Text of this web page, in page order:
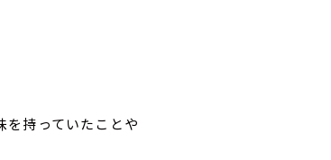
を持っていたことや